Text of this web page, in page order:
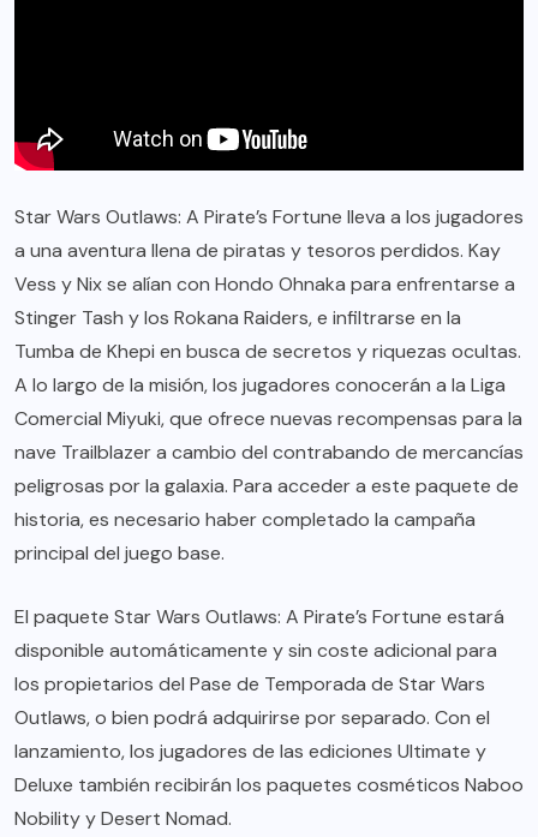
Star Wars Outlaws: A Pirate’s Fortune lleva a los jugadores
a una aventura llena de piratas y tesoros perdidos. Kay
Vess y Nix se alían con Hondo Ohnaka para enfrentarse a
Stinger Tash y los Rokana Raiders, e infiltrarse en la
Tumba de Khepi en busca de secretos y riquezas ocultas.
A lo largo de la misión, los jugadores conocerán a la Liga
Comercial Miyuki, que ofrece nuevas recompensas para la
nave Trailblazer a cambio del contrabando de mercancías
peligrosas por la galaxia. Para acceder a este paquete de
historia, es necesario haber completado la campaña
principal del juego base.
El paquete Star Wars Outlaws: A Pirate’s Fortune estará
disponible automáticamente y sin coste adicional para
los propietarios del Pase de Temporada de Star Wars
Outlaws, o bien podrá adquirirse por separado. Con el
lanzamiento, los jugadores de las ediciones Ultimate y
Deluxe también recibirán los paquetes cosméticos Naboo
Nobility y Desert Nomad.